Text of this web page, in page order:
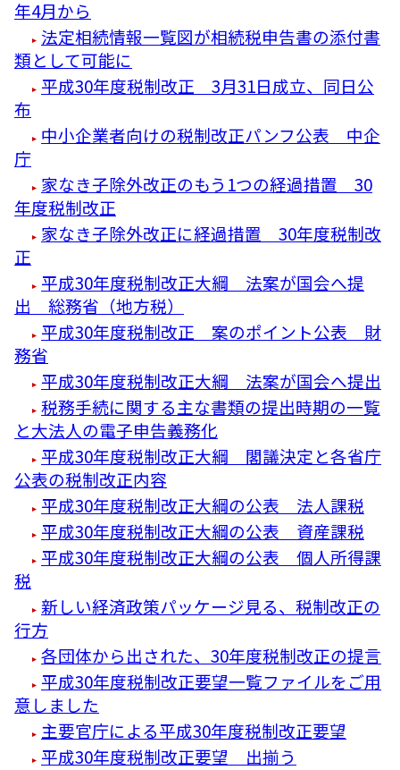
年4月から
法定相続情報一覧図が相続税申告書の添付書
類として可能に
平成30年度税制改正 3月31日成立、同日公
布
中小企業者向けの税制改正パンフ公表 中企
庁
家なき子除外改正のもう1つの経過措置 30
年度税制改正
家なき子除外改正に経過措置 30年度税制改
正
平成30年度税制改正大綱 法案が国会へ提
出 総務省（地方税）
平成30年度税制改正 案のポイント公表 財
務省
平成30年度税制改正大綱 法案が国会へ提出
税務手続に関する主な書類の提出時期の一覧
と大法人の電子申告義務化
平成30年度税制改正大綱 閣議決定と各省庁
公表の税制改正内容
平成30年度税制改正大綱の公表 法人課税
平成30年度税制改正大綱の公表 資産課税
平成30年度税制改正大綱の公表 個人所得課
税
新しい経済政策パッケージ見る、税制改正の
行方
各団体から出された、30年度税制改正の提言
平成30年度税制改正要望一覧ファイルをご用
意しました
主要官庁による平成30年度税制改正要望
平成30年度税制改正要望 出揃う